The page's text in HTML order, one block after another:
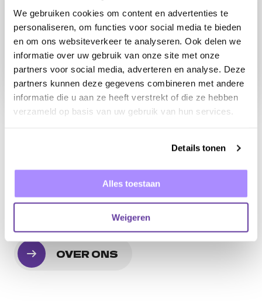
We gebruiken cookies om content en advertenties te
personaliseren, om functies voor social media te bieden
en om ons websiteverkeer te analyseren. Ook delen we
informatie over uw gebruik van onze site met onze
partners voor social media, adverteren en analyse. Deze
partners kunnen deze gegevens combineren met andere
informatie die u aan ze heeft verstrekt of die ze hebben
verzameld op basis van uw gebruik van hun services.
Details tonen
Alles toestaan
Weigeren
competenties van een online
ALLE ARTIKELEN
OVER ONS